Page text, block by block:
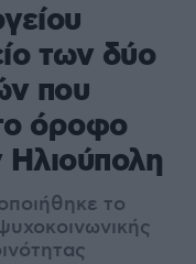
των δύο
που
όροφο
Ηλιούπολη
το